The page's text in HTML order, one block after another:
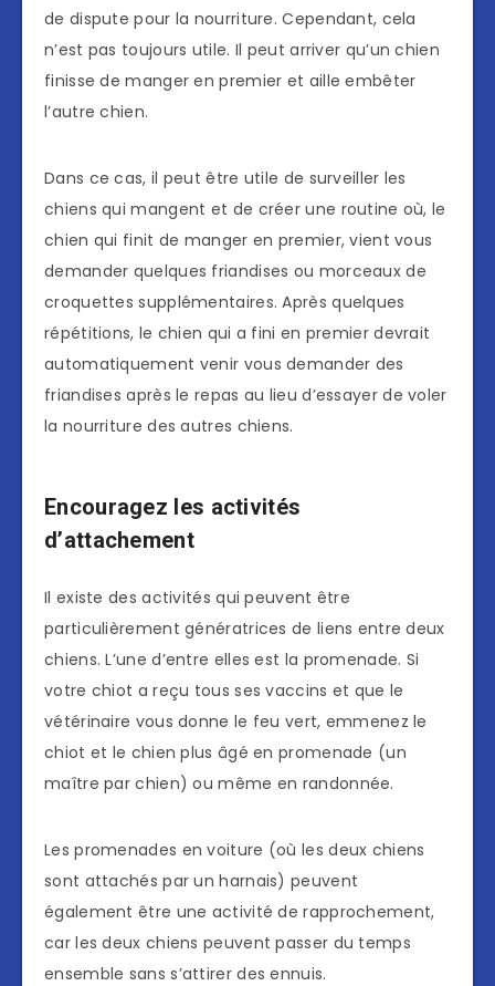
de dispute pour la nourriture. Cependant, cela
n’est pas toujours utile. Il peut arriver qu’un chien
finisse de manger en premier et aille embêter
l’autre chien.
Dans ce cas, il peut être utile de surveiller les
chiens qui mangent et de créer une routine où, le
chien qui finit de manger en premier, vient vous
demander quelques friandises ou morceaux de
croquettes supplémentaires. Après quelques
répétitions, le chien qui a fini en premier devrait
automatiquement venir vous demander des
friandises après le repas au lieu d’essayer de voler
la nourriture des autres chiens.
Encouragez les activités
d’attachement
Il existe des activités qui peuvent être
particulièrement génératrices de liens entre deux
chiens. L’une d’entre elles est la promenade. Si
votre chiot a reçu tous ses vaccins et que le
vétérinaire vous donne le feu vert, emmenez le
chiot et le chien plus âgé en promenade (un
maître par chien) ou même en randonnée.
Les promenades en voiture (où les deux chiens
sont attachés par un harnais) peuvent
également être une activité de rapprochement,
car les deux chiens peuvent passer du temps
ensemble sans s’attirer des ennuis.